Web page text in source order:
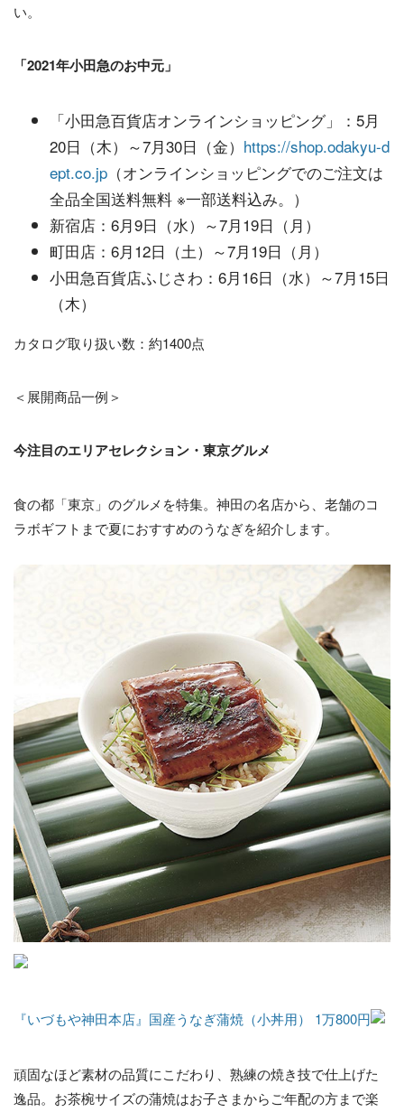
い。
「2021年小田急のお中元」
「小田急百貨店オンラインショッピング」：5月
20日（木）～7月30日（金） https://shop.odakyu-d
ept.co.jp （オンラインショッピングでのご注文は
全品全国送料無料 ※一部送料込み。）
新宿店：6月9日（水）～7月19日（月）
町田店：6月12日（土）～7月19日（月）
小田急百貨店ふじさわ：6月16日（水）～7月15日
（木）
カタログ取り扱い数：約1400点
＜​展開商品一例＞
今注目のエリアセレクション・東京グルメ
食の都「東京」のグルメを特集。神田の名店から、老舗のコ
ラボギフトまで夏におすすめのうなぎを紹介します。
『いづもや神田本店』国産うなぎ蒲焼（小丼用） 1万800円
頑固なほど素材の品質にこだわり、熟練の焼き技で仕上げた
逸品。お茶椀サイズの蒲焼はお子さまからご年配の方まで楽